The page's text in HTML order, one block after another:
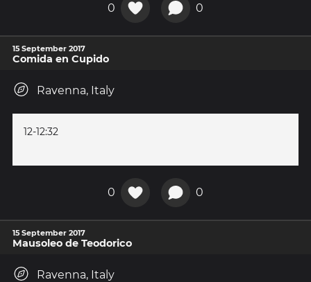
0 0
15 September 2017
Comida en Cupido
Ravenna, Italy
12-12:32
0 0
15 September 2017
Mausoleo de Teodorico
Ravenna, Italy